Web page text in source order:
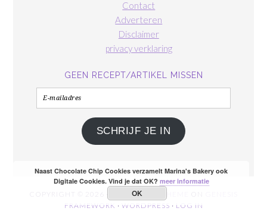
Contact
Adverteren
Disclaimer
privacy verklaring
GEEN RECEPT/ARTIKEL MISSEN
E-
mailadres
SCHRIJF JE IN
COPYRIGHT © 2026 · FOODIE PRO THEME
FRAMEWORK · WORDPRESS · LOG IN
Naast Chocolate Chip Cookies verzamelt Marina's Bakery ook
Digitale Cookies. Vind je dat OK? meer informatie
OK